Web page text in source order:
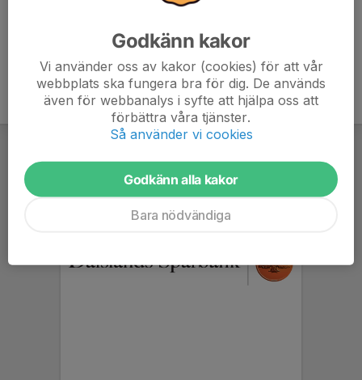
Godkänn kakor
Vi använder oss av kakor (cookies) för att vår
webbplats ska fungera bra för dig. De används
även för webbanalys i syfte att hjälpa oss att
förbättra våra tjänster.
Så använder vi cookies
Godkänn alla kakor
Bara nödvändiga